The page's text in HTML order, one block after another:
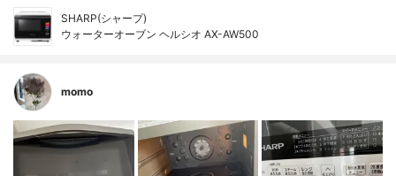
SHARP(シャープ)
ウォーターオーブン ヘルシオ AX-AW500
momo